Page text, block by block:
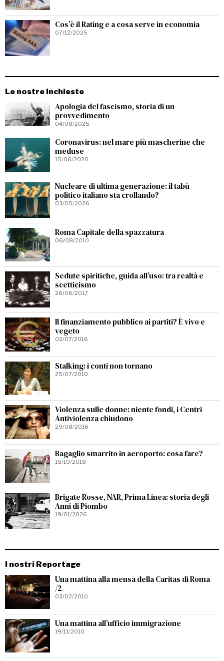
Cos’è il Rating e a cosa serve in economia
07/12/2025
Le nostre Inchieste
Apologia del fascismo, storia di un
provvedimento
04/08/2025
Coronavirus: nel mare più mascherine che
meduse
15/06/2020
Nucleare di ultima generazione: il tabù
politico italiano sta crollando?
03/05/2026
Roma Capitale della spazzatura
06/08/2010
Sedute spiritiche, guida all’uso: tra realtà e
scetticismo
26/06/2017
Il finanziamento pubblico ai partiti? È vivo e
vegeto
02/07/2016
Stalking: i conti non tornano
25/07/2010
Violenza sulle donne: niente fondi, i Centri
Antiviolenza chiudono
29/08/2016
Bagaglio smarrito in aeroporto: cosa fare?
15/10/2018
Brigate Rosse, NAR, Prima Linea: storia degli
Anni di Piombo
19/01/2026
I nostri Reportage
Una mattina alla mensa della Caritas di Roma
/2
03/02/2010
Una mattina all’ufficio immigrazione
19/11/2010